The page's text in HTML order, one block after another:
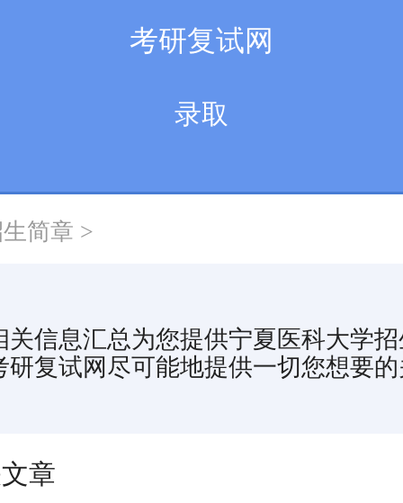
考研复试网
录取
简章 >
信息汇总为您提供宁夏医科大学
复试网尽可能地提供一切您想要
章